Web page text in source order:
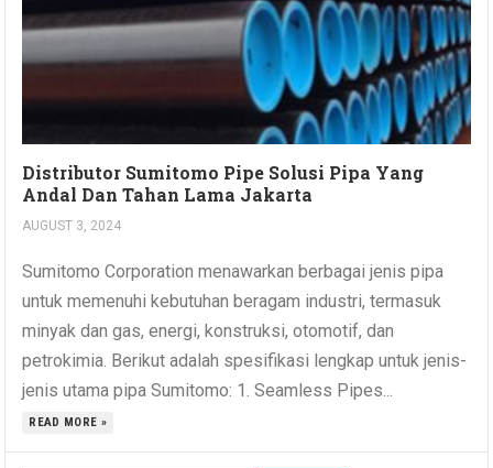
Distributor Sumitomo Pipe Solusi Pipa Yang
Andal Dan Tahan Lama Jakarta
AUGUST 3, 2024
Sumitomo Corporation menawarkan berbagai jenis pipa
untuk memenuhi kebutuhan beragam industri, termasuk
minyak dan gas, energi, konstruksi, otomotif, dan
petrokimia. Berikut adalah spesifikasi lengkap untuk jenis-
jenis utama pipa Sumitomo: 1. Seamless Pipes...
READ MORE »